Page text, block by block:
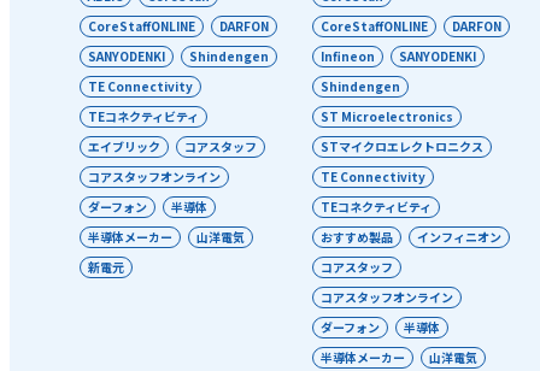
CoreStaffONLINE
DARFON
SANYODENKI
Shindengen
TE Connectivity
TEコネクティビティ
エイブリック
コアスタッフ
コアスタッフオンライン
ダーフォン
半導体
半導体メーカー
山洋電気
新電元
CoreStaffONLINE
DARFON
Infineon
SANYODENKI
Shindengen
ST Microelectronics
STマイクロエレクトロニクス
TE Connectivity
TEコネクティビティ
おすすめ製品
インフィニオン
コアスタッフ
コアスタッフオンライン
ダーフォン
半導体
半導体メーカー
山洋電気